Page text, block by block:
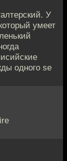
У
умеет
одного se